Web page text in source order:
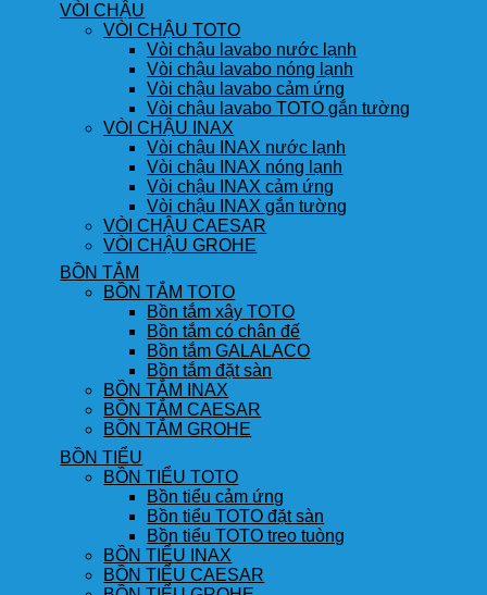
VÒI CHẬU
VÒI CHẬU TOTO
Vòi chậu lavabo nước lạnh
Vòi chậu lavabo nóng lạnh
Vòi chậu lavabo cảm ứng
Vòi chậu lavabo TOTO gắn tường
VÒI CHẬU INAX
Vòi chậu INAX nước lạnh
Vòi chậu INAX nóng lạnh
Vòi chậu INAX cảm ứng
Vòi chậu INAX gắn tường
VÒI CHẬU CAESAR
VÒI CHẬU GROHE
BỒN TẮM
BỒN TẮM TOTO
Bồn tắm xây TOTO
Bồn tắm có chân đế
Bồn tắm GALALACO
Bồn tắm đặt sàn
BỒN TẮM INAX
BỒN TẮM CAESAR
BỒN TẮM GROHE
BỒN TIỂU
BỒN TIỂU TOTO
Bồn tiểu cảm ứng
Bồn tiểu TOTO đặt sàn
Bồn tiểu TOTO treo tuòng
BỒN TIỂU INAX
BỒN TIỂU CAESAR